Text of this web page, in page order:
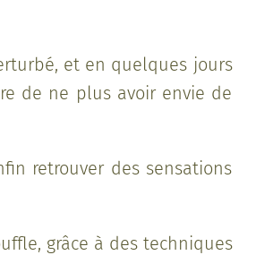
et en quelques jours
de ne plus avoir envie de
retrouver des sensations
grâce à des techniques